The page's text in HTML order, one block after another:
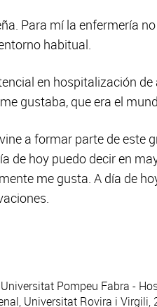
Para mí la enfermería
habitual.
en hospitalización
gustaba, que era el
a formar parte de este
de hoy puedo decir en
me gusta. A día de
Pompeu Fabra -
Universitat Rovira i Virgili,